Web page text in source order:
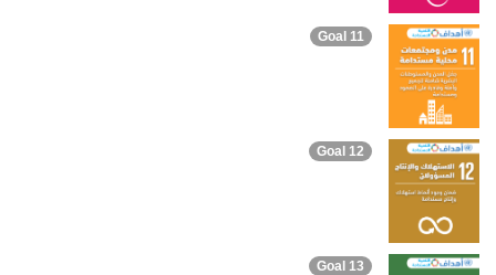
Goal 11
Goal 12
Goal 13